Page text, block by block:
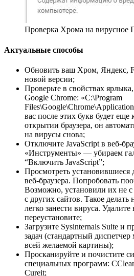
Проверка Хрома на вирусное
Актуальные способы
Обновить ваш Хром, Яндекс,
новой версии;
Проверьте в свойствах
Google Chrome: «C:\Program
вас после этих букв будет еще
открытии браузера, он
на вирусы снова;
Отключите JavaScript в веб-
«Инструменты» — убираем
“Включить JavaScript”;
Просмотреть
веб-браузера. Попробовать
Возможно, установили их не
с других сайтов. Такое
легко занести вируса. Удалите
переустановите;
Загрузите Sysinternals Suite и
задач (стандартный
всей желаемой картины);
Просканируйте и почистите
специальных программ:
Cureit;